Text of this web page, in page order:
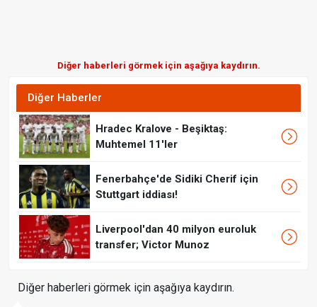
Diğer haberleri görmek için aşağıya kaydırın.
Diğer Haberler
Hradec Kralove - Beşiktaş:
Muhtemel 11'ler
Fenerbahçe'de Sidiki Cherif için
Stuttgart iddiası!
Liverpool'dan 40 milyon euroluk
transfer; Victor Munoz
Diğer haberleri görmek için aşağıya kaydırın.